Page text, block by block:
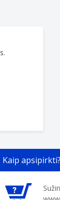
Kaip apsipirkti?